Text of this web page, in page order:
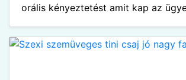
orális kényeztetést amit kap az